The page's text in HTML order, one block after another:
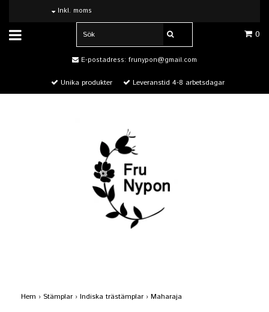
Inkl. moms
0
E-postadress: frunypon@gmail.com
Unika produkter Leveranstid 4-8 arbetsdagar
Hem › Stämplar › Indiska trästämplar › Maharaja